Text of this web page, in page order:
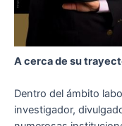
A cerca de su
Dentro del ámbito
investigador,